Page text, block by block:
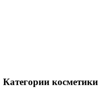
Категории косметики